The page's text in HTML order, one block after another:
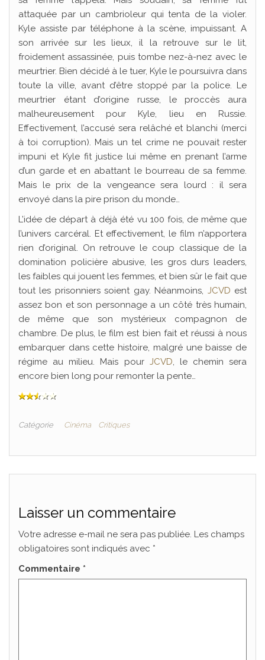
attaquée par un cambrioleur qui tenta de la violer.
Kyle assiste par téléphone à la scène, impuissant. A
son arrivée sur les lieux, il la retrouve sur le lit,
froidement assassinée, puis tombe nez-à-nez avec le
meurtrier. Bien décidé à le tuer, Kyle le poursuivra dans
toute la ville, avant d’être stoppé par la police. Le
meurtrier étant d’origine russe, le proccès aura
malheureusement pour Kyle, lieu en Russie.
Effectivement, l’accusé sera relâché et blanchi (merci
à toi corruption). Mais un tel crime ne pouvait rester
impuni et Kyle fit justice lui même en prenant l’arme
d’un garde et en abattant le bourreau de sa femme.
Mais le prix de la vengeance sera lourd : il sera
envoyé dans la pire prison du monde…
L’idée de départ à déjà été vu 100 fois, de même que
l’univers carcéral. Et effectivement, le film n’apportera
rien d’original. On retrouve le coup classique de la
domination policière abusive, les gros durs leaders,
les faibles qui jouent les femmes, et bien sûr le fait que
tout les prisonniers soient gay. Néanmoins, JCVD est
assez bon et son personnage a un côté très humain,
de même que son mystérieux compagnon de
chambre. De plus, le film est bien fait et réussi à nous
embarquer dans cette histoire, malgré une baisse de
régime au milieu. Mais pour JCVD, le chemin sera
encore bien long pour remonter la pente…
Catégorie Cinéma Critiques
Laisser un commentaire
Votre adresse e-mail ne sera pas publiée. Les champs
obligatoires sont indiqués avec *
Commentaire *